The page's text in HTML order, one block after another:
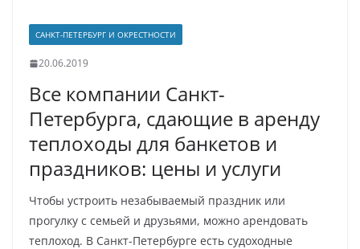
САНКТ-ПЕТЕРБУРГ И ОКРЕСТНОСТИ
20.06.2019
Все компании Санкт-
Петербурга, сдающие в аренду
теплоходы для банкетов и
праздников: цены и услуги
Чтобы устроить незабываемый праздник или
прогулку с семьей и друзьями, можно арендовать
теплоход. В Санкт-Петербурге есть судоходные